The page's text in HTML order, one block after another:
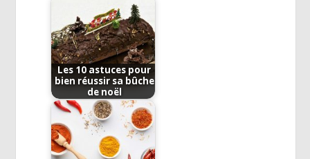
Les 10 astuces pour
bien réussir sa bûche
de noël